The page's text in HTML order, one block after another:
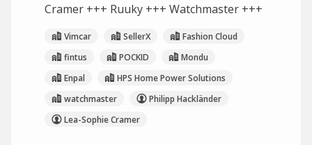
Cramer +++ Ruuky +++ Watchmaster +++
Vimcar SellerX
Fashion Cloud
fintus
POCKID
Mondu
Enpal
HPS Home Power Solutions
watchmaster
Philipp Hackländer
Lea-Sophie Cramer